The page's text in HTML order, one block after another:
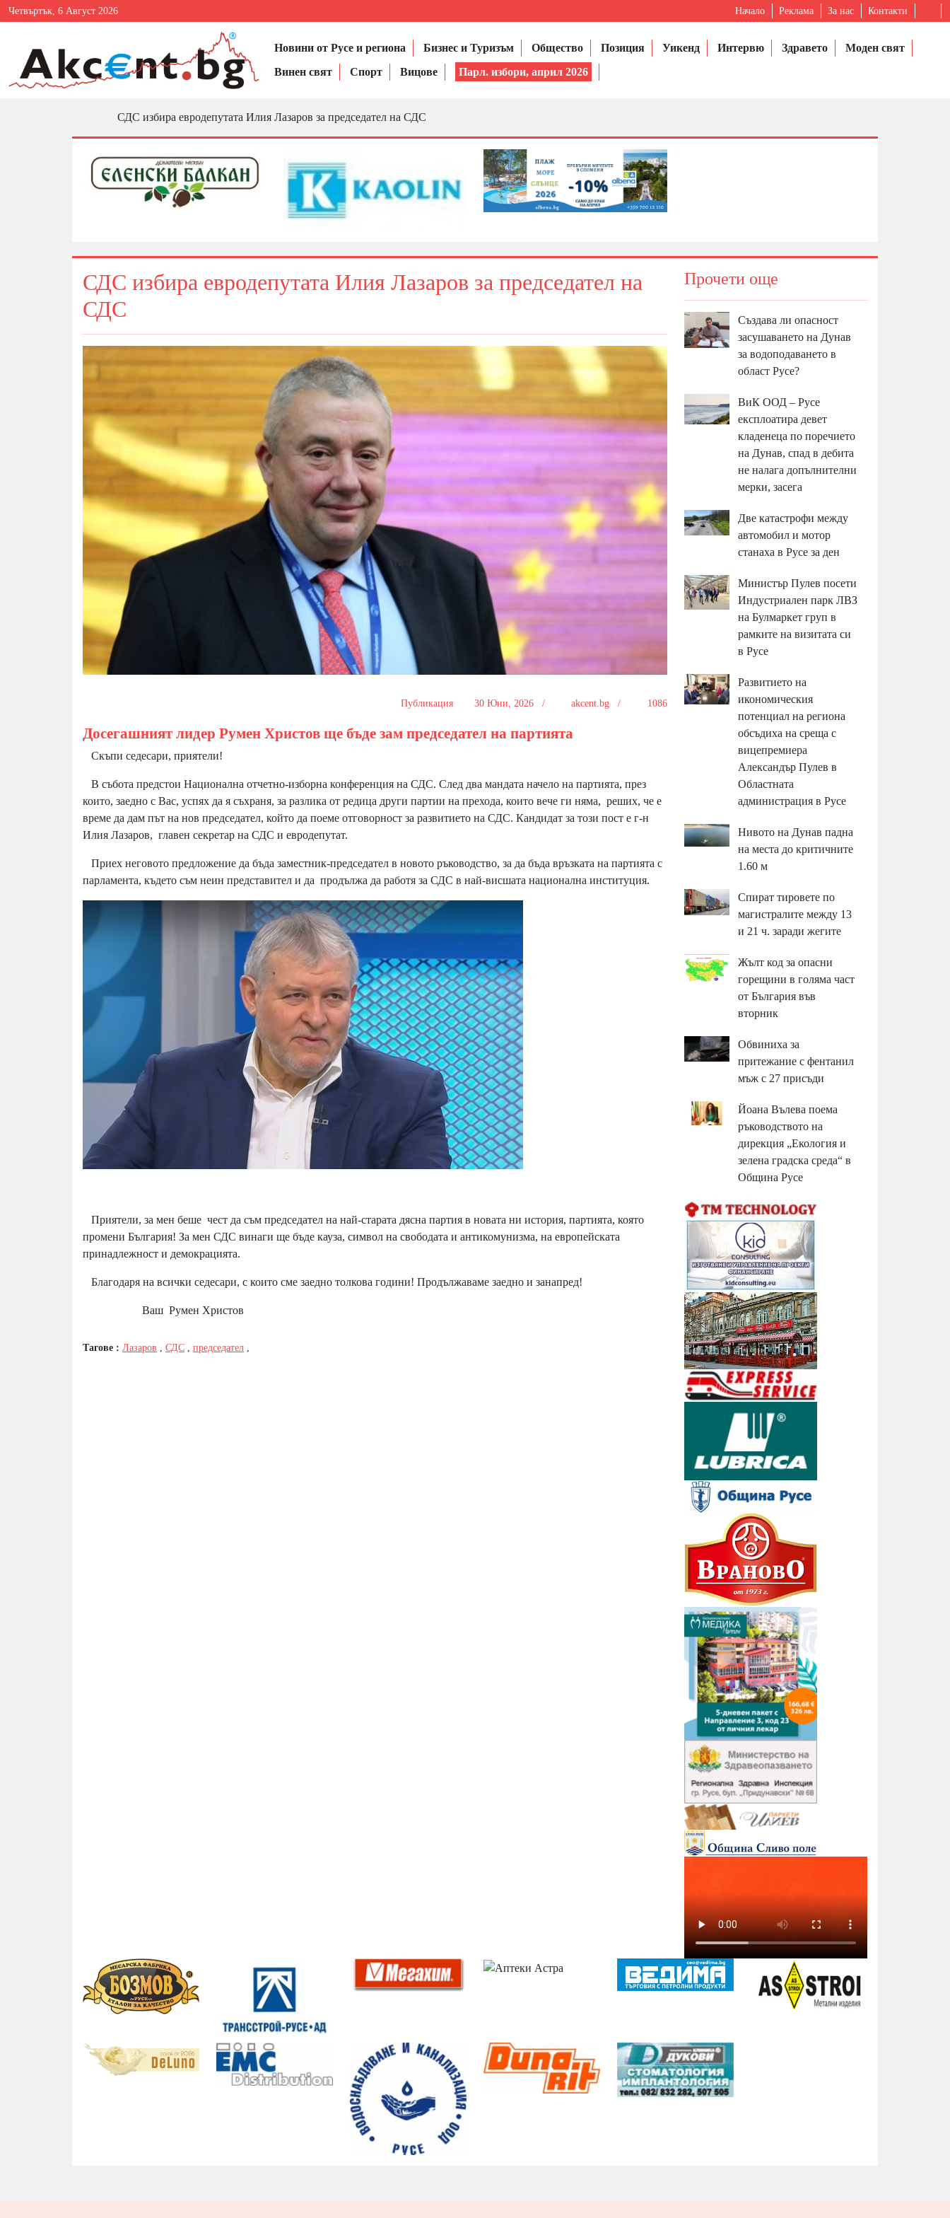
Четвъртък, 6 Август 2026 Начало Реклама За нас Контакти
Новини от Русе и региона Бизнес и Туризъм Общество Позиция Уикенд Интервю Здравето
Моден свят
Винен свят
Спорт Вицове Парл. избори, април 2026
СДС избира евродепутата Илия Лазаров за председател на СДС
СДС избира евродепутата Илия Лазаров за председател на
СДС
Публикация 30 Юни, 2026 / akcent.bg / 1086
Досегашният лидер Румен Христов ще бъде зам председател на партията
Скъпи седесари, приятели!
В събота предстои Национална отчетно-изборна конференция на СДС. След два мандата начело на партията, през
които, заедно с Вас, успях да я съхраня, за разлика от редица други партии на прехода, които вече ги няма, реших, че е
време да дам път на нов председател, който да поеме отговорност за развитието на СДС. Кандидат за този пост е г-н
Илия Лазаров, главен секретар на СДС и евродепутат.
Приех неговото предложение да бъда заместник-председател в новото ръководство, за да бъда връзката на партията с
парламента, където съм неин представител и да продължа да работя за СДС в най-висшата национална институция.
Приятели, за мен беше чест да съм председател на най-старата дясна партия в новата ни история, партията, която
промени България! За мен СДС винаги ще бъде кауза, символ на свободата и антикомунизма, на европейската
принадлежност и демокрацията.
Благодаря на всички седесари, с които сме заедно толкова години! Продължаваме заедно и занапред!
Ваш Румен Христов
Тагове : Лазаров СДС председател
Прочети още
Създава ли опасност
засушаването на Дунав
за водоподаването в
област Русе?
ВиК ООД – Русе
експлоатира девет
кладенеца по поречието
на Дунав, спад в дебита
не налага допълнителни
мерки, засега
Две катастрофи между
автомобил и мотор
станаха в Русе за ден
Министър Пулев посети
Индустриален парк ЛВЗ
на Булмаркет груп в
рамките на визитата си
в Русе
Развитието на
икономическия
потенциал на региона
обсъдиха на среща с
вицепремиера
Александър Пулев в
Областната
администрация в Русе
Нивото на Дунав падна
на места до критичните
1.60 м
Спират тировете по
магистралите между 13
и 21 ч. заради жегите
Жълт код за опасни
горещини в голяма част
от България във
вторник
Обвиниха за
притежание с фентанил
мъж с 27 присъди
Йоана Вълева поема
ръководството на
дирекция „Екология и
зелена градска среда“ в
Община Русе